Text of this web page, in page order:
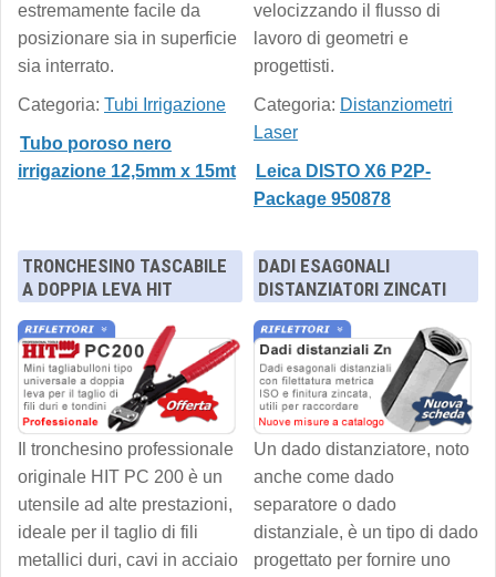
estremamente facile da
posizionare sia in superficie
sia interrato.
Categoria: Tubi Irrigazione
Tubo poroso nero
irrigazione 12,5mm x 15mt
velocizzando il flusso di
lavoro di geometri e
progettisti.
Categoria: Distanziometri
Laser
Leica DISTO X6 P2P-
Package 950878
TRONCHESINO TASCABILE
A DOPPIA LEVA HIT
Il tronchesino professionale
originale HIT PC 200 è un
utensile ad alte prestazioni,
ideale per il taglio di fili
metallici duri, cavi in acciaio
DADI ESAGONALI
DISTANZIATORI ZINCATI
Un dado distanziatore, noto
anche come dado
separatore o dado
distanziale, è un tipo di dado
progettato per fornire uno